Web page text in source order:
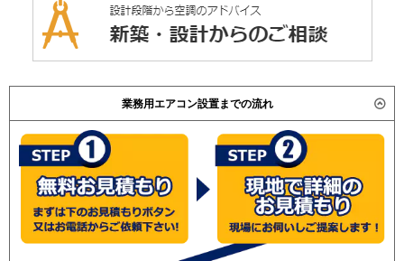
業務用エアコン設置までの流れ